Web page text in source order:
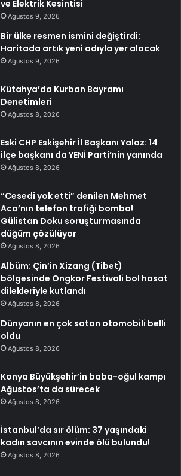
ve Elektrik Kesintisi
Ağustos 9, 2026
Bir ülke resmen ismini değiştirdi:
Haritada artık yeni adıyla yer alacak
Ağustos 9, 2026
Kütahya’da Kurban Bayramı
Denetimleri
Ağustos 8, 2026
Eski CHP Eskişehir İl Başkanı Yalaz: 14
ilçe başkanı da YENİ Parti’nin yanında
Ağustos 8, 2026
“Cesedi yok etti” denilen Mehmet
Aca’nın telefon trafiği bomba!
Gülistan Doku soruşturmasında
düğüm çözülüyor
Ağustos 8, 2026
Albüm: Çin’in Xizang (Tibet)
bölgesinde Ongkor Festivali bol hasat
dilekleriyle kutlandı
Ağustos 8, 2026
Dünyanın en çok satan otomobili belli
oldu
Ağustos 8, 2026
Konya Büyükşehir’in baba-oğul kampı
Ağustos’ta da sürecek
Ağustos 8, 2026
İstanbul’da sır ölüm: 37 yaşındaki
kadın savcının evinde ölü bulundu!
Ağustos 8, 2026